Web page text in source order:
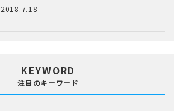
2018.7.18
KEYWORD
注目のキーワード